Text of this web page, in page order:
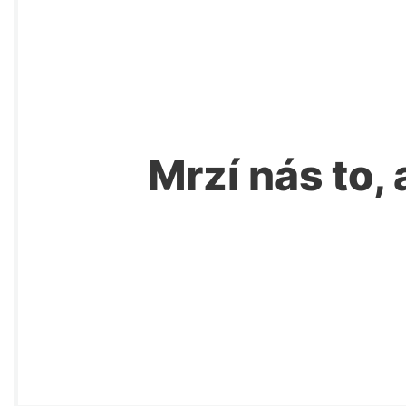
Mrzí nás to,